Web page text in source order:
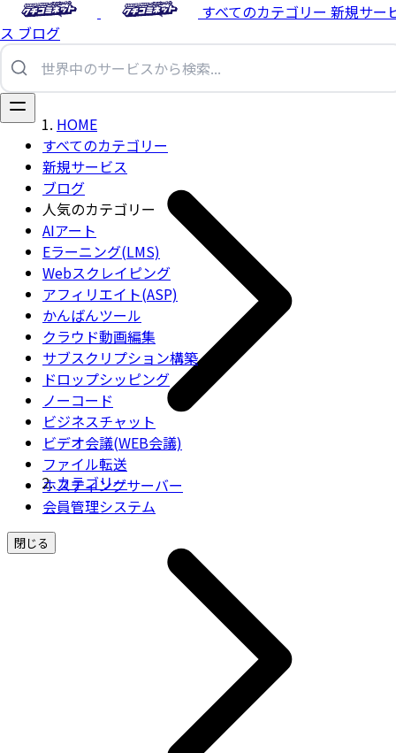
すべてのカテゴリー 新規サー
ス ブログ
すべてのカテゴリー
新規サービス
ブログ
人気のカテゴリー
AIアート
Eラーニング(LMS)
Webスクレイピング
アフィリエイト(ASP)
かんばんツール
クラウド動画編集
サブスクリプション構築
ドロップシッピング
ノーコード
ビジネスチャット
ビデオ会議(WEB会議)
ファイル転送
ホスティングサーバー
会員管理システム
閉じる
HOME
カテゴリー